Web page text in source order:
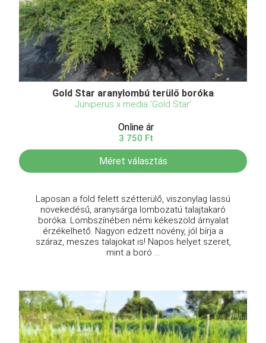
Gold Star aranylombú terülő boróka
Juniperus x media 'Gold Star'
Online ár
3 750 Ft
Méret választás
Laposan a föld felett szétterülő, viszonylag lassú
növekedésű, aranysárga lombozatú talajtakaró
boróka. Lombszínében némi kékeszöld árnyalat
érzékelhető. Nagyon edzett növény, jól bírja a
száraz, meszes talajokat is! Napos helyet szeret,
mint a boró ...